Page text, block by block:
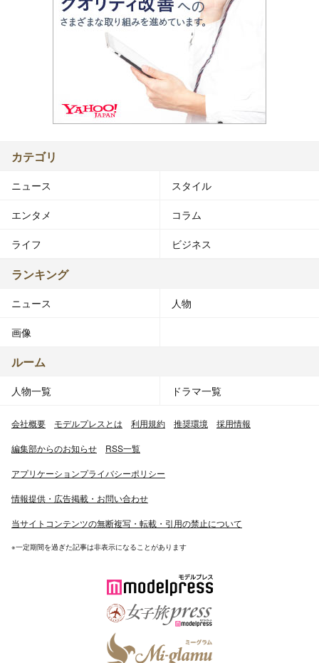
カテゴリ
ニュース スタイル
エンタメ コラム
ライフ ビジネス
ランキング
ニュース 人物
画像
ルーム
人物一覧 ドラマ一覧
会社概要 モデルプレスとは 利用規約 推奨環境 採用情報
編集部からのお知らせ RSS一覧
アプリケーションプライバシーポリシー
情報提供・広告掲載・お問い合わせ
当サイトコンテンツの無断複写・転載・引用の禁止について
※一定期間を過ぎた記事は非表示になることがあります